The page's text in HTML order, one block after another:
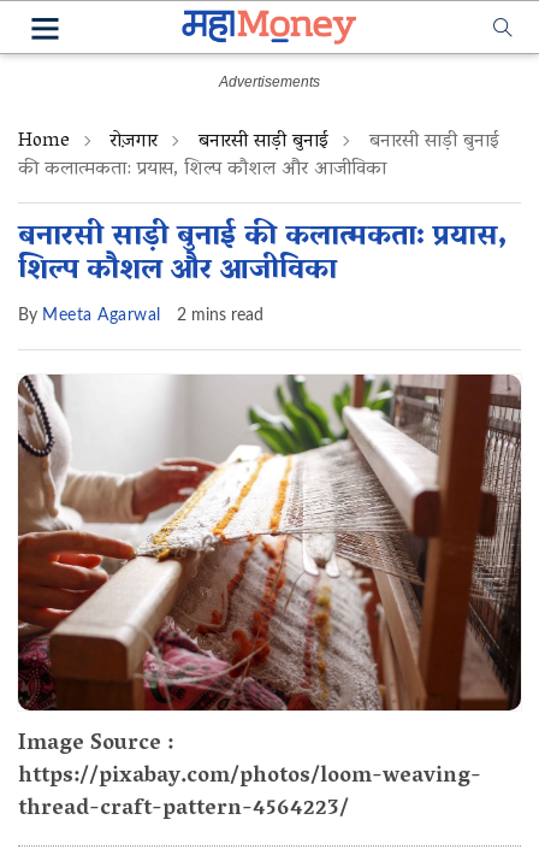
Home रोज़गार बनारसी साड़ी बुनाई बनारसी साड़ी बुनाई
की कलात्मकता: प्रयास, शिल्प कौशल और आजीविका
बनारसी साड़ी बुनाई की कलात्मकता: प्रयास,
शिल्प कौशल और आजीविका
By Meeta Agarwal 2 mins read
Image Source :
https://pixabay.com/photos/loom-weaving-
thread-craft-pattern-4564223/